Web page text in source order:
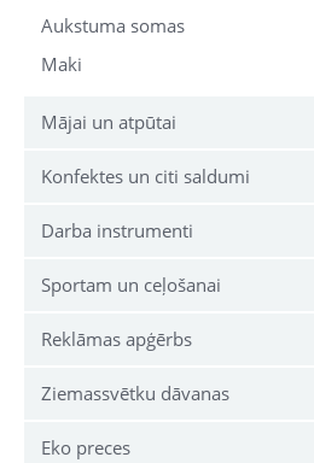
Aukstuma somas
Maki
Mājai un atpūtai
Konfektes un citi saldumi
Darba instrumenti
Sportam un ceļošanai
Reklāmas apģērbs
Ziemassvētku dāvanas
Eko preces